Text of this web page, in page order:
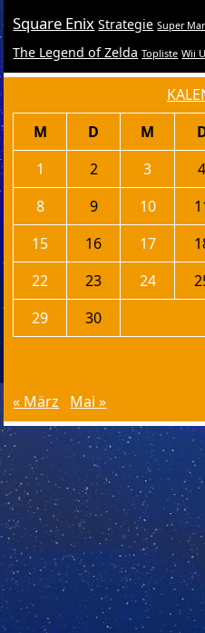
Square Enix Strategie Super
The Legend of Zelda Topliste Wii U
M D M
1
2 3 4
8
9 10
15
16 17
22
23 24
29
30
« März Mai »